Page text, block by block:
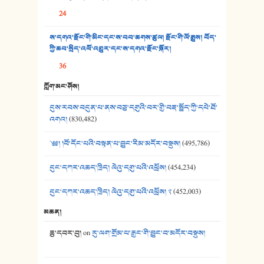
38. ཡབ་ཡུམ། - ཟླ་སྒྲོན།
24
ས་དགའ་རྫོང་གི་མིང་དང་ས་བབ་ཆགས་ཚུལ། རྫོང་གི་ལོ་རྒྱུས། བོད་
ཀྱི་ཆབ་སྲིད་འཕོ་འགྱུར་དང་ས་དགའ་རྫོང་སྐོར།
36
ཀློག་མང་ཤོས།
དུས་རབས་བདུན་པ་ནས་བཅུ་དགུའི་བར་གྱི་བརྡ་སྤྲོད་ཀྱི་དཔེ་ཐོ་
འགའ།(830,482)
༄༅། །བོ་དོང་པའི་བསྟན་པ་བྱུང་རིམ་མདོར་བསྡུས།(495,786)
དུང་དཀར་འཆད་ཁྲིད། ལེའུ་དགུ་པའི་འཕྲོས།(454,234)
དུང་དཀར་འཆད་ཁྲིད། ལེའུ་དགུ་པའི་འཕྲོས། ༢(452,003)
མཆན།
ཆུ་དབར་བུ།onརུ་ལག་གྲོམ་པ་རྒྱང་གི་བྱུང་བ་མདོར་བསྡུས།